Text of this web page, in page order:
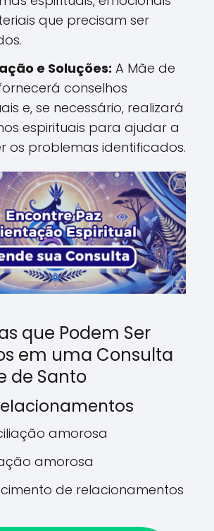
que precisam ser
e Soluções: A Mãe de
conselhos
e, se necessário, realizará
espirituais para ajudar a
os problemas identificados.
que Podem Ser
em uma Consulta
de Santo
amorosa
amorosa
de relacionamentos